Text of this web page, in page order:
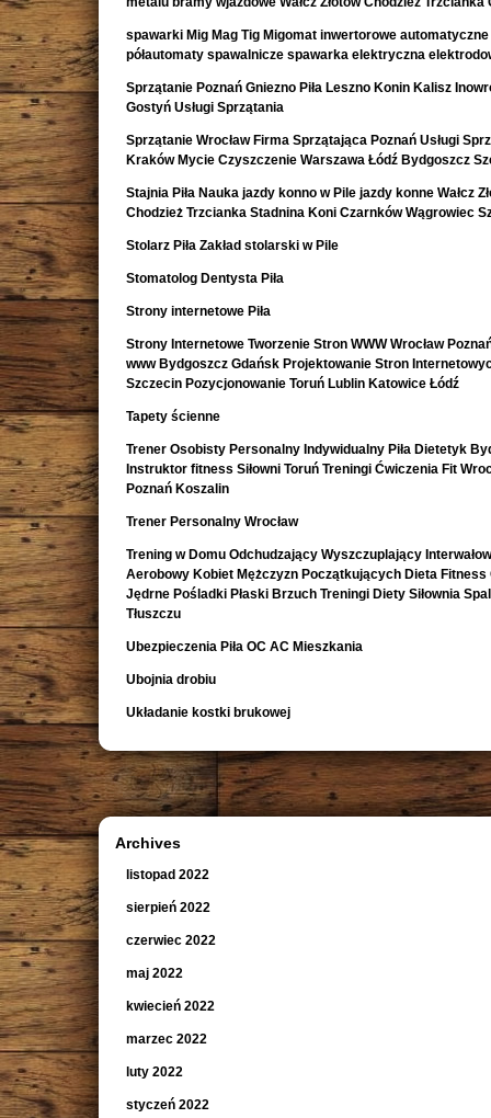
spawarki Mig Mag Tig Migomat inwertorowe automatyczne
półautomaty spawalnicze spawarka elektryczna
Sprzątanie Poznań Gniezno Piła Leszno Konin Kalisz
Gostyń Usługi Sprzątania
Sprzątanie Wrocław Firma Sprzątająca Poznań Usługi
Kraków Mycie Czyszczenie Warszawa Łódź Bydgoszcz
Stajnia Piła Nauka jazdy konno w Pile jazdy konne Wałcz
Chodzież Trzcianka Stadnina Koni Czarnków Wągrowiec
Stolarz Piła Zakład stolarski w Pile
Stomatolog Dentysta Piła
Strony internetowe Piła
Strony Internetowe Tworzenie Stron WWW Wrocław
www Bydgoszcz Gdańsk Projektowanie Stron
Szczecin Pozycjonowanie Toruń Lublin Katowice Łódź
Tapety ścienne
Trener Osobisty Personalny Indywidualny Piła Dietetyk
Instruktor fitness Siłowni Toruń Treningi Ćwiczenia Fit
Poznań Koszalin
Trener Personalny Wrocław
Trening w Domu Odchudzający Wyszczuplający
Aerobowy Kobiet Mężczyzn Początkujących Dieta Fitness
Jędrne Pośladki Płaski Brzuch Treningi Diety Siłownia
Tłuszczu
Ubezpieczenia Piła OC AC Mieszkania
Ubojnia drobiu
Układanie kostki brukowej
Archives
listopad 2022
sierpień 2022
czerwiec 2022
maj 2022
kwiecień 2022
marzec 2022
luty 2022
styczeń 2022